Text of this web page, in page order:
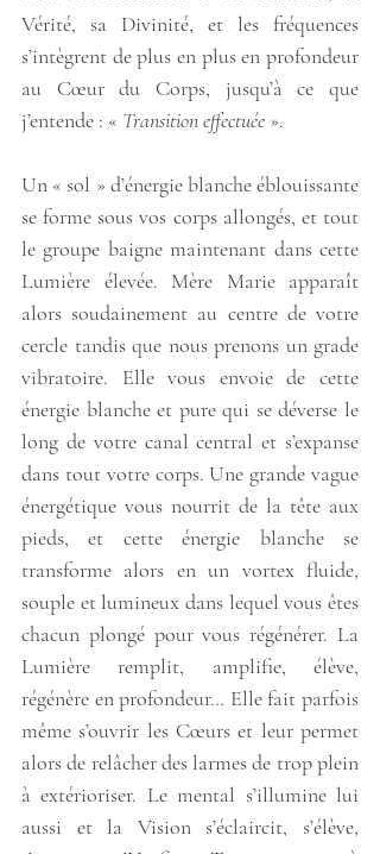
Vérité, sa Divinité, et les fréquences
s’intègrent de plus en plus en profondeur
au Cœur du Corps, jusqu’à ce que
j’entende : « Transition effectuée ».
Un « sol » d’énergie blanche éblouissante
se forme sous vos corps allongés, et tout
le groupe baigne maintenant dans cette
Lumière élevée. Mère Marie apparaît
alors soudainement au centre de votre
cercle tandis que nous prenons un grade
vibratoire. Elle vous envoie de cette
énergie blanche et pure qui se déverse le
long de votre canal central et s’expanse
dans tout votre corps. Une grande vague
énergétique vous nourrit de la tête aux
pieds, et cette énergie blanche se
transforme alors en un vortex fluide,
souple et lumineux dans lequel vous êtes
chacun plongé pour vous régénérer. La
Lumière remplit, amplifie, élève,
régénère en profondeur… Elle fait parfois
même s’ouvrir les Cœurs et leur permet
alors de relâcher des larmes de trop plein
à extérioriser. Le mental s’illumine lui
aussi et la Vision s’éclaircit, s’élève,